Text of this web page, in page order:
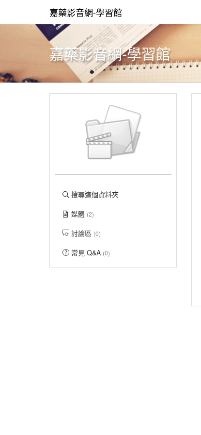
嘉藥影音網-學習館
嘉藥影音網-學習館
搜尋這個資料夾
媒體 (2)
討論區 (0)
常見 Q&A (0)